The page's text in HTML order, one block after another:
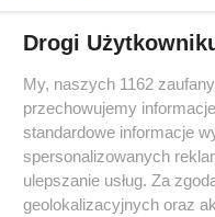
skupiają
Drogi
My, naszych 1162
przechowujemy
standardowe informacje
spersonalizowanych
ulepszanie usług. Za
geolokalizacyjnych oraz